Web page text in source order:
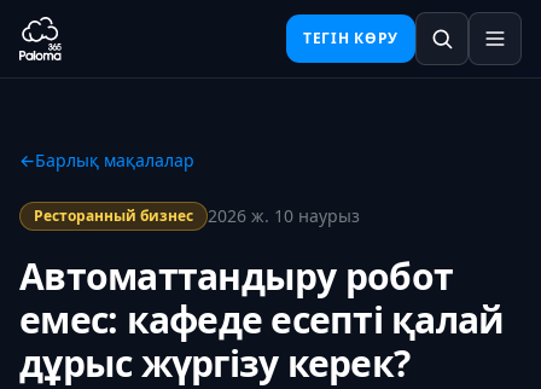
ТЕГІН КӨРУ
←Барлық мақалалар
Ресторанный бизнес 2026 ж. 10 наурыз
Автоматтандыру робот
емес: кафеде есепті қалай
дұрыс жүргізу керек?